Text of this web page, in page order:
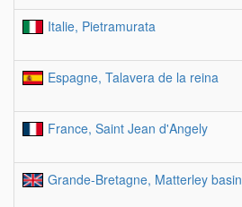
Italie, Pietramurata
Espagne, Talavera de la reina
France, Saint Jean d'Angely
Grande-Bretagne, Matterley basin